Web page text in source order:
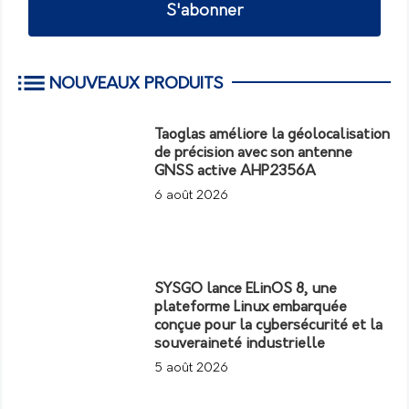
S'abonner
NOUVEAUX PRODUITS
Taoglas améliore la géolocalisation
de précision avec son antenne
GNSS active AHP2356A
6 août 2026
SYSGO lance ELinOS 8, une
plateforme Linux embarquée
conçue pour la cybersécurité et la
souveraineté industrielle
5 août 2026